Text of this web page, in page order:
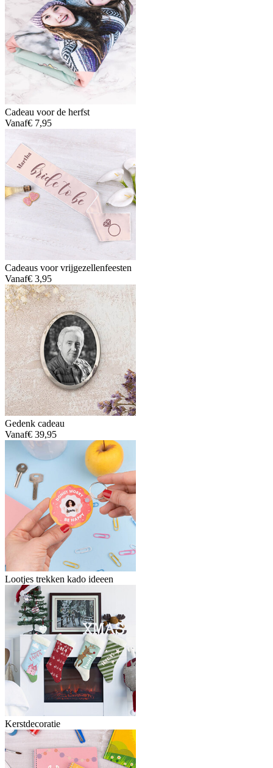
Cadeau voor de herfst
Vanaf€ 7,95
Cadeaus voor vrijgezellenfeesten
Vanaf€ 3,95
Gedenk cadeau
Vanaf€ 39,95
Lootjes trekken kado ideeen
Kerstdecoratie